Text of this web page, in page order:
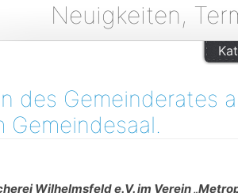
Neuigkeiten,
des Gemeinderates
Gemeindesaal.
Wilhelmsfeld e.V. im Verein